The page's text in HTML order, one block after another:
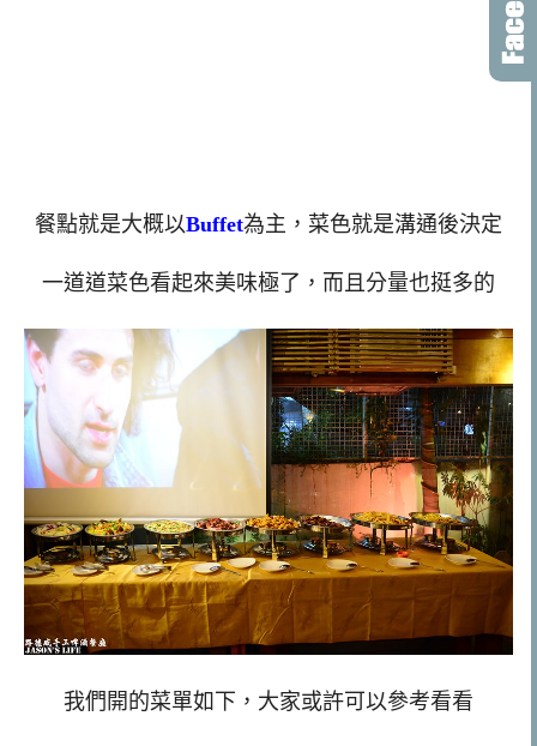
餐點就是大概以Buffet為主，菜色就是溝通後決定
一道道菜色看起來美味極了，而且分量也挺多的
我們開的菜單如下，大家或許可以參考看看